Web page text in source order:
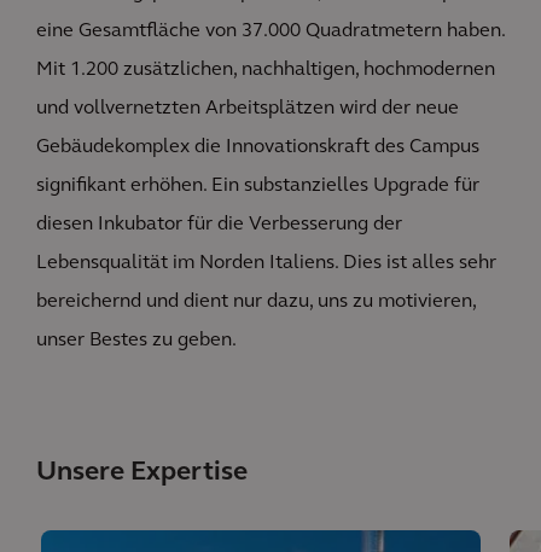
eine Gesamtfläche von 37.000 Quadratmetern haben.
Mit 1.200 zusätzlichen, nachhaltigen, hochmodernen
und vollvernetzten Arbeitsplätzen wird der neue
Gebäudekomplex die Innovationskraft des Campus
signifikant erhöhen. Ein substanzielles Upgrade für
diesen Inkubator für die Verbesserung der
Lebensqualität im Norden Italiens. Dies ist alles sehr
bereichernd und dient nur dazu, uns zu motivieren,
unser Bestes zu geben.
Unsere Expertise